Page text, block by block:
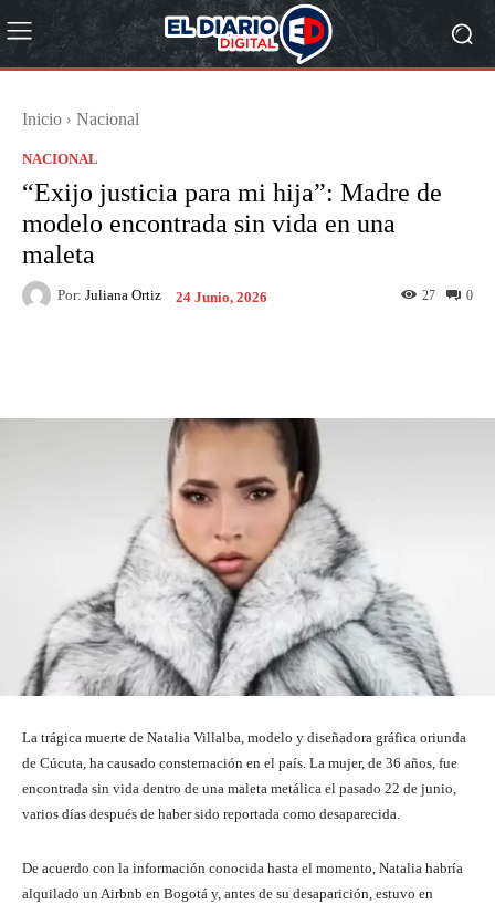
Inicio Nacional
NACIONAL
“Exijo justicia para mi hija”: Madre de
modelo encontrada sin vida en una
maleta
Por: Juliana Ortiz 24 Junio, 2026 0
27
La trágica muerte de Natalia Villalba, modelo y diseñadora gráfica oriunda
de Cúcuta, ha causado consternación en el país. La mujer, de 36 años, fue
encontrada sin vida dentro de una maleta metálica el pasado 22 de junio,
varios días después de haber sido reportada como desaparecida.
De acuerdo con la información conocida hasta el momento, Natalia habría
alquilado un Airbnb en Bogotá y, antes de su desaparición, estuvo en